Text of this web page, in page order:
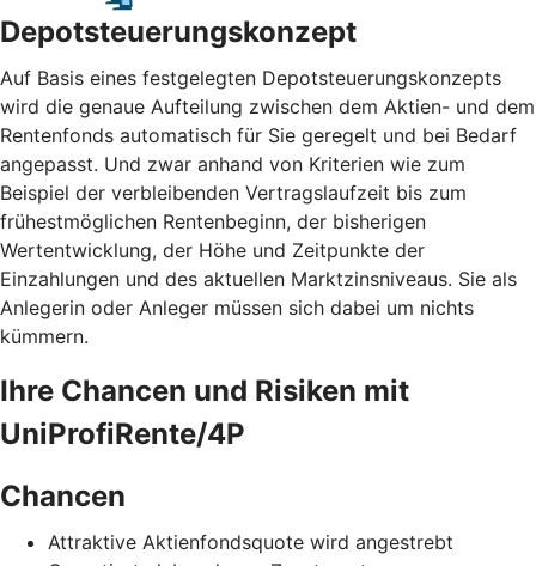
Depotsteuerungskonzept
Auf Basis eines festgelegten Depotsteuerungskonzepts
wird die genaue Aufteilung zwischen dem Aktien- und dem
Rentenfonds automatisch für Sie geregelt und bei Bedarf
angepasst. Und zwar anhand von Kriterien wie zum
Beispiel der verbleibenden Vertragslaufzeit bis zum
frühestmöglichen Rentenbeginn, der bisherigen
Wertentwicklung, der Höhe und Zeitpunkte der
Einzahlungen und des aktuellen Marktzinsniveaus. Sie als
Anlegerin oder Anleger müssen sich dabei um nichts
kümmern.
Ihre Chancen und Risiken mit
UniProfiRente/4P
Chancen
Attraktive Aktienfondsquote wird angestrebt